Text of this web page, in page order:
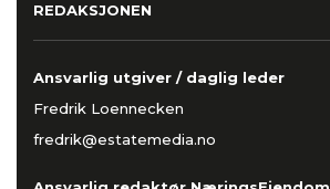
REDAKSJONEN
Ansvarlig utgiver / daglig leder
Fredrik Loennecken
fredrik@estatemedia.no